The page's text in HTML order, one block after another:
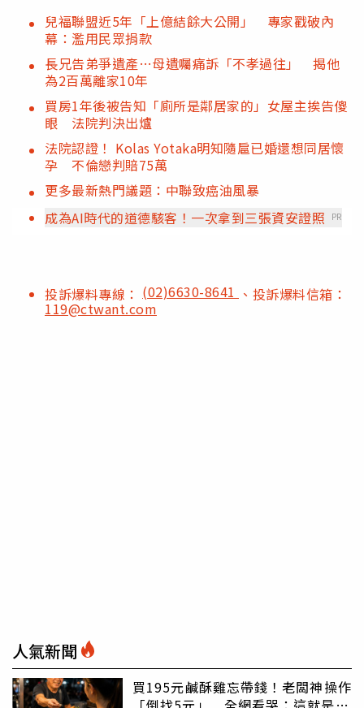
兒福聯盟近5年「上億結餘大公開」 專家戳破內
幕：濫用民眾捐款
長兄告弟爭遺產…母遺囑痛訴「不孝過往」 揭他
為2百萬離家10年
買房1年後被告知「廁所是鄰居家的」女屋主挨告傻
眼 法院判決出爐
法院認證！ Kolas Yotaka明知隨扈已婚還想同居懷
孕 不倫戀判賠75萬
更多最新熱門議題：中聯致癌油風暴
成為AI時代的道德駭客！一次拿到三張資安證照
PR
投訴爆料專線： (02)6630-8641 、投訴爆料信箱：
119@ctwant.com
人氣新聞
買195元鹹酥雞忘帶錢！老闆神操作